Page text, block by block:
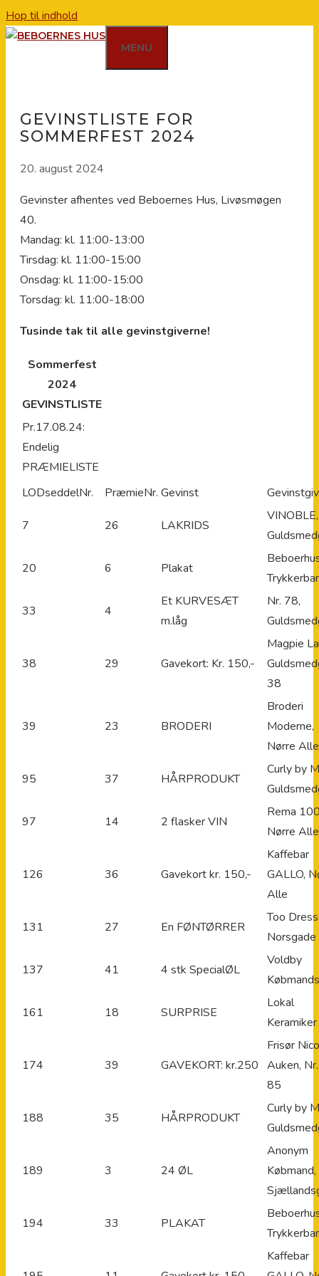
Hop til indhold
MENU
GEVINSTLISTE FOR
SOMMERFEST 2024
20. august 2024
Gevinster afhentes ved Beboernes Hus, Livøsmøgen
40.
Mandag: kl. 11:00-13:00
Tirsdag: kl. 11:00-15:00
Onsdag: kl. 11:00-15:00
Torsdag: kl. 11:00-18:00
Tusinde tak til alle gevinstgiverne!
Sommerfest
2024
GEVINSTLISTE
Pr.17.08.24:
Endelig
PRÆMIELISTE
LODseddelNr.
PræmieNr. Gevinst
7 26 LAKRIDS
VINOBLE,
20 6 Plakat
33 4
Et KURVESÆT
m.låg
Nr. 78,
38 29 Gavekort: Kr. 150,-
Magpie
38
39 23 BRODERI
Broderi
Moderne,
Nørre
95 37 HÅRPRODUKT
Curly by
97 14 2 flasker VIN
Rema
Nørre Alle
126 36 Gavekort kr. 150,-
Kaffebar
GALLO,
Alle
131 27 En FØNTØRRER
Too
137 41 4 stk SpecialØL
Voldby
161 18 SURPRISE
Lokal
Keramiker
174 39 GAVEKORT: kr.250
Frisør
Auken,
85
188 35 HÅRPRODUKT
Curly by
189 3 24 ØL
Anonym
Købmand,
194 33 PLAKAT
Kaffebar